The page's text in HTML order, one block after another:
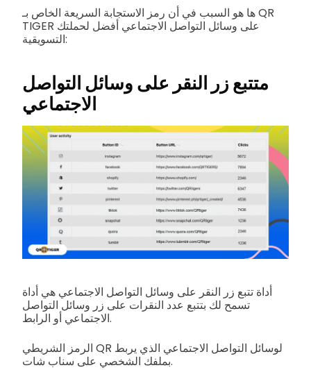
ها هو السبب في أن رمز الاستجابة السريعة الخاص بـ QR
TIGER على وسائل التواصل الاجتماعي أفضل لحملتك
التسويقية:
متتبع زر النقر على وسائل التواصل
الاجتماعي
أداة تتبع زر النقر على وسائل التواصل الاجتماعي هي أداة
تسمح لك بتتبع عدد النقرات على زر وسائل التواصل
الاجتماعي أو الرابط.
الرمز الشريطي QR لوسائل التواصل الاجتماعي الذي يربط
بملفك الشخصي على سناب شات.